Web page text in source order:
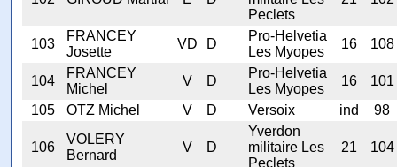
Peclets
103
FRANCEY
Josette
VD D
Pro-Helvetia
Les Myopes
16 108
104
FRANCEY
Michel
V D
Pro-Helvetia
Les Myopes
16
101
105
OTZ Michel V D Versoix ind 98
106
VOLERY
Bernard
V D
Yverdon
militaire Les
Peclets
21 104